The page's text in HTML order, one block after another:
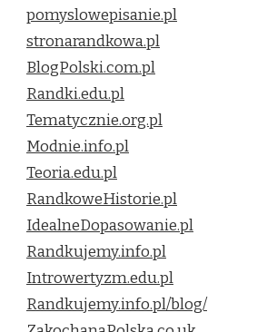
pomyslowepisanie.pl
stronarandkowa.pl
BlogPolski.com.pl
Randki.edu.pl
Tematycznie.org.pl
Modnie.info.pl
Teoria.edu.pl
RandkoweHistorie.pl
IdealneDopasowanie.pl
Randkujemy.info.pl
Introwertyzm.edu.pl
Randkujemy.info.pl/blog/